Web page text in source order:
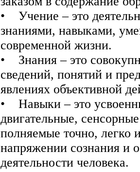
• Учение – это
знаниями, навыками,
современной жизни.
• Знания – это
сведений, понятий и
явлениях объективной
• Навыки – это
двигательные,
полняемые точно, легко
напряжении сознания и
деятельности человека.